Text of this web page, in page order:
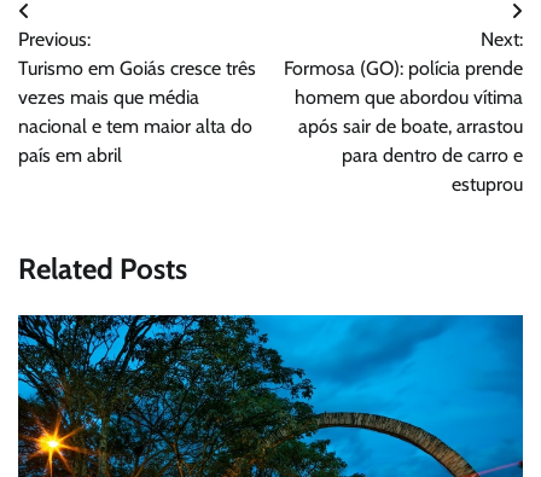
Navegação
de
Post
Previous:
Turismo em Goiás cresce três
vezes mais que média
nacional e tem maior alta do
país em abril
Next:
Formosa (GO): polícia prende
homem que abordou vítima
após sair de boate, arrastou
para dentro de carro e
estuprou
Related Posts